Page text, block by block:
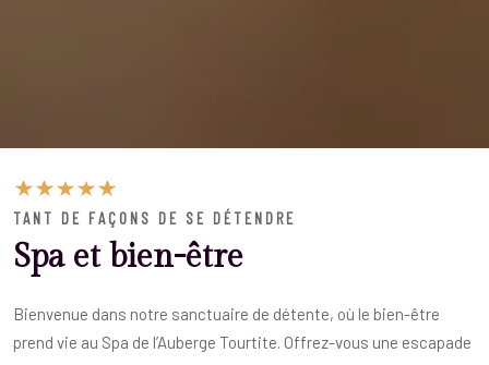
TANT DE FAÇONS DE SE DÉTENDRE
Spa et bien-être
Bienvenue dans notre sanctuaire de détente, où le bien-être
prend vie au Spa de l’Auberge Tourtite. Offrez-vous une escapade